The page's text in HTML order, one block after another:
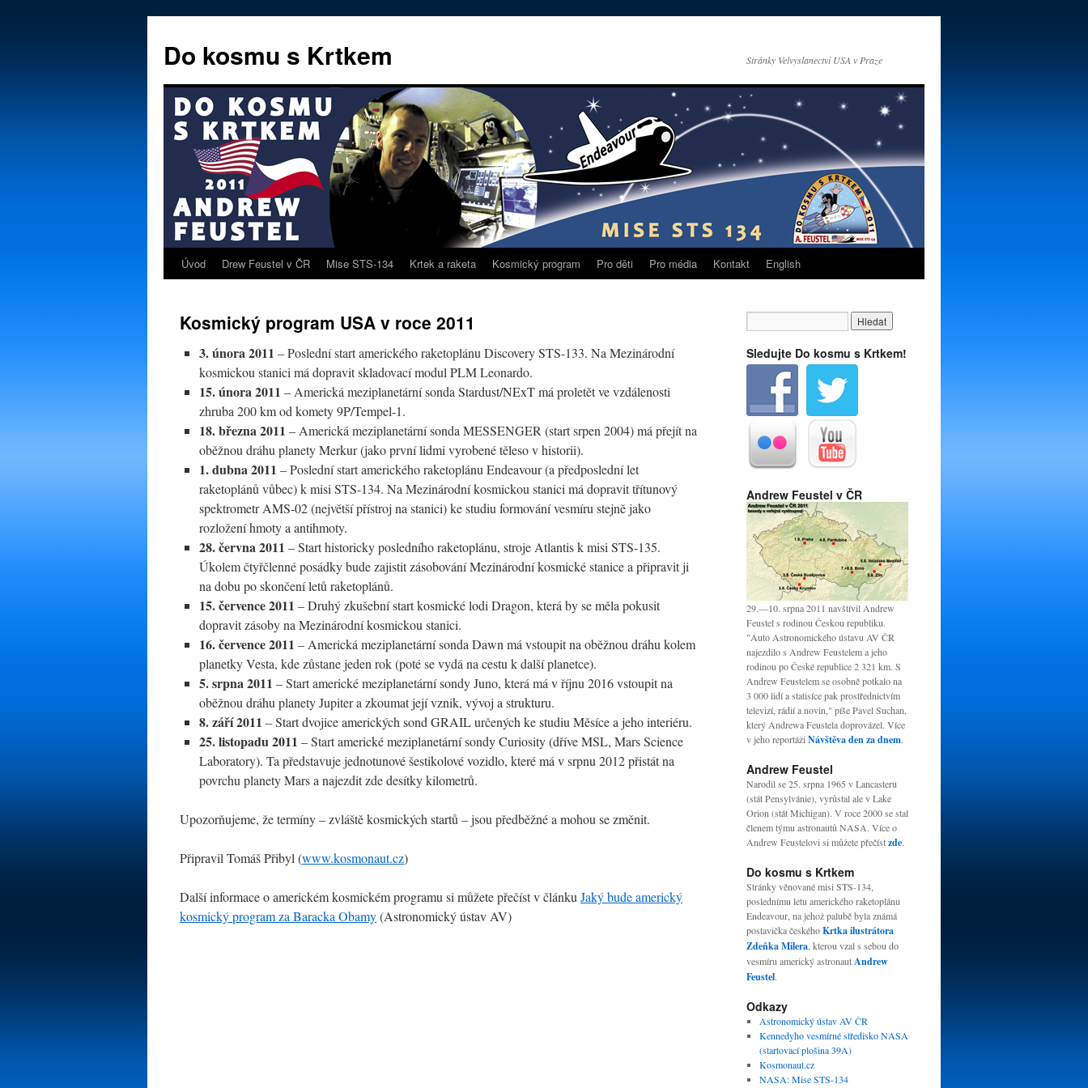
obsahu
webu
Do kosmu s Krtkem Stránky Velvyslanectví USA v Praze
Úvod Drew Feustel v ČR Mise STS-134 Krtek a raketa Kosmický program Pro děti Pro média Kontakt English
Kosmický program USA v roce 2011
3. února 2011 – Poslední start amerického raketoplánu Discovery STS-133. Na Mezinárodní
kosmickou stanici má dopravit skladovací modul PLM Leonardo.
15. února 2011 – Americká meziplanetární sonda Stardust/NExT má proletět ve vzdálenosti
zhruba 200 km od komety 9P/Tempel-1.
18. března 2011 – Americká meziplanetární sonda MESSENGER (start srpen 2004) má přejít na
oběžnou dráhu planety Merkur (jako první lidmi vyrobené těleso v historii).
1. dubna 2011 – Poslední start amerického raketoplánu Endeavour (a předposlední let
raketoplánů vůbec) k misi STS-134. Na Mezinárodní kosmickou stanici má dopravit třítunový
spektrometr AMS-02 (největší přístroj na stanici) ke studiu formování vesmíru stejně jako
rozložení hmoty a antihmoty.
28. června 2011 – Start historicky posledního raketoplánu, stroje Atlantis k misi STS-135.
Úkolem čtyřčlenné posádky bude zajistit zásobování Mezinárodní kosmické stanice a připravit ji
na dobu po skončení letů raketoplánů.
15. července 2011 – Druhý zkušební start kosmické lodi Dragon, která by se měla pokusit
dopravit zásoby na Mezinárodní kosmickou stanici.
16. července 2011 – Americká meziplanetární sonda Dawn má vstoupit na oběžnou dráhu kolem
planetky Vesta, kde zůstane jeden rok (poté se vydá na cestu k další planetce).
5. srpna 2011 – Start americké meziplanetární sondy Juno, která má v říjnu 2016 vstoupit na
oběžnou dráhu planety Jupiter a zkoumat její vznik, vývoj a strukturu.
8. září 2011 – Start dvojice amerických sond GRAIL určených ke studiu Měsíce a jeho interiéru.
25. listopadu 2011 – Start americké meziplanetární sondy Curiosity (dříve MSL, Mars Science
Laboratory). Ta představuje jednotunové šestikolové vozidlo, které má v srpnu 2012 přistát na
povrchu planety Mars a najezdit zde desítky kilometrů.
Upozorňujeme, že termíny – zvláště kosmických startů – jsou předběžné a mohou se změnit.
Připravil Tomáš Přibyl (www.kosmonaut.cz)
Další informace o americkém kosmickém programu si můžete přečíst v článku Jaký bude americký
kosmický program za Baracka Obamy(Astronomický ústav AV)
Sledujte Do kosmu s Krtkem!
Andrew Feustel v ČR
29.—10. srpna 2011 navštívil Andrew
Feustel s rodinou Českou republiku.
"Auto Astronomického ústavu AV ČR
najezdilo s Andrew Feustelem a jeho
rodinou po České republice 2 321 km. S
Andrew Feustelem se osobně potkalo na
3 000 lidí a statisíce pak prostřednictvím
televizí, rádií a novin," píše Pavel Suchan,
který Andrewa Feustela doprovázel. Více
v jeho reportáži Návštěva den za dnem.
Andrew Feustel
Narodil se 25. srpna 1965 v Lancasteru
(stát Pensylvánie), vyrůstal ale v Lake
Orion (stát Michigan). V roce 2000 se stal
členem týmu astronautů NASA. Více o
Andrew Feustelovi si můžete přečístzde.
Do kosmu s Krtkem
Stránky věnované misi STS-134,
poslednímu letu amerického raketoplánu
Endeavour, na jehož palubě byla známá
postavička českéhoKrtka ilustrátora
Zdeňka Milera , kterou vzal s sebou do
vesmíru americký astronautAndrew
Feustel.
Odkazy
Astronomický ústav AV ČR
Kennedyho vesmírné středisko NASA
(startovací plošina 39A)
Kosmonaut.cz
NASA: Mise STS-134